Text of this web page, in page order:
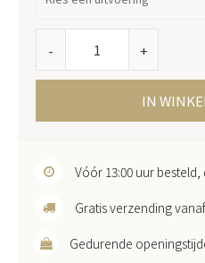
- +
IN
Vóór 13:00 uur
Gratis verzending
Gedurende